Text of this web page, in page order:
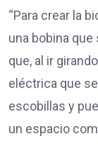
“Para crear la
una bobina
que, al ir
eléctrica que
escobillas y
un espacio